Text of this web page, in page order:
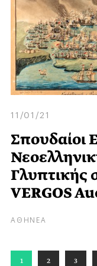
11/01/21
Σπουδαίοι
Γλυπτικής
VERGOS
ΑΘΗΝΕΑ
1 2 3